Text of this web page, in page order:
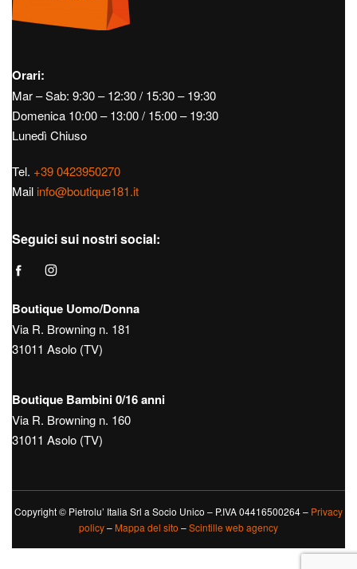
Orari:
Mar – Sab: 9:30 – 12:30 / 15:30 – 19:30
Domenica 10:00 – 13:00 / 15:00 – 19:30
Lunedì Chiuso
Tel. +39 0423950270
Mail info@boutique181.it
Seguici sui nostri social:
Boutique Uomo/Donna
Via R. Browning n. 181
31011 Asolo (TV)
Boutique Bambini 0/16 anni
Via R. Browning n. 160
31011 Asolo (TV)
Copyright © Pietrolu’ Italia Srl a Socio Unico – P.IVA 04416500264 – Privacy
policy– Mappa del sito –Scintille web agency